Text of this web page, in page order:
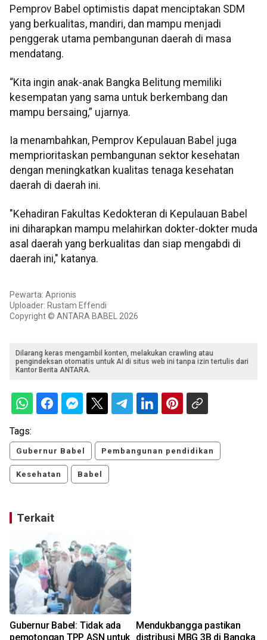
Pemprov Babel optimistis dapat menciptakan SDM
yang berkualitas, mandiri, dan mampu menjadi
penggerak utama pembangunan daerah di masa
mendatang.
“Kita ingin anak-anak Bangka Belitung memiliki
kesempatan yang sama untuk berkembang dan
mampu bersaing,” ujarnya.
Ia menambahkan, Pemprov Kepulauan Babel juga
memprioritaskan pembangunan sektor kesehatan
dengan meningkatkan kualitas tenaga kesehatan
daerah di daerah ini.
"Kehadiran Fakultas Kedokteran di Kepulauan Babel
ini diharapkan mampu melahirkan dokter-dokter muda
asal daerah yang berkualitas dan siap mengabdi di
daerah ini," katanya.
Pewarta: Aprionis
Uploader: Rustam Effendi
Copyright © ANTARA BABEL 2026
Dilarang keras mengambil konten, melakukan crawling atau
pengindeksan otomatis untuk AI di situs web ini tanpa izin tertulis dari
Kantor Berita ANTARA.
Tags:
Gubernur Babel Pembangunan pendidikan
Kesehatan Babel
Terkait
Gubernur Babel: Tidak ada
pemotongan TPP ASN untuk
Mendukbangga pastikan
distribusi MBG 3B di Bangka